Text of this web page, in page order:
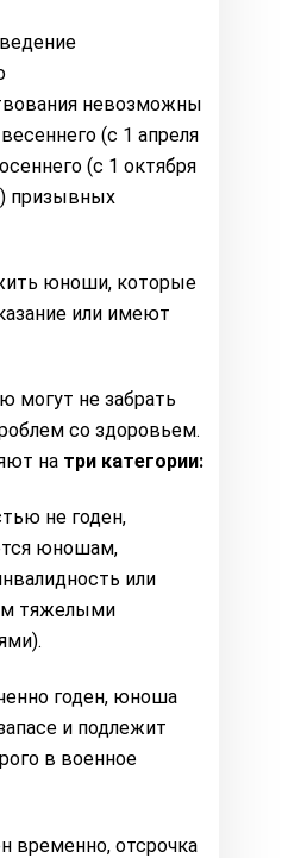
невозможны
(с 1 апреля
(с 1 октября
призывных
юноши, которые
или имеют
могут не забрать
со здоровьем.
на три категории:
не годен,
юношам,
или
тяжелыми
годен, юноша
и подлежит
в военное
временно, отсрочка